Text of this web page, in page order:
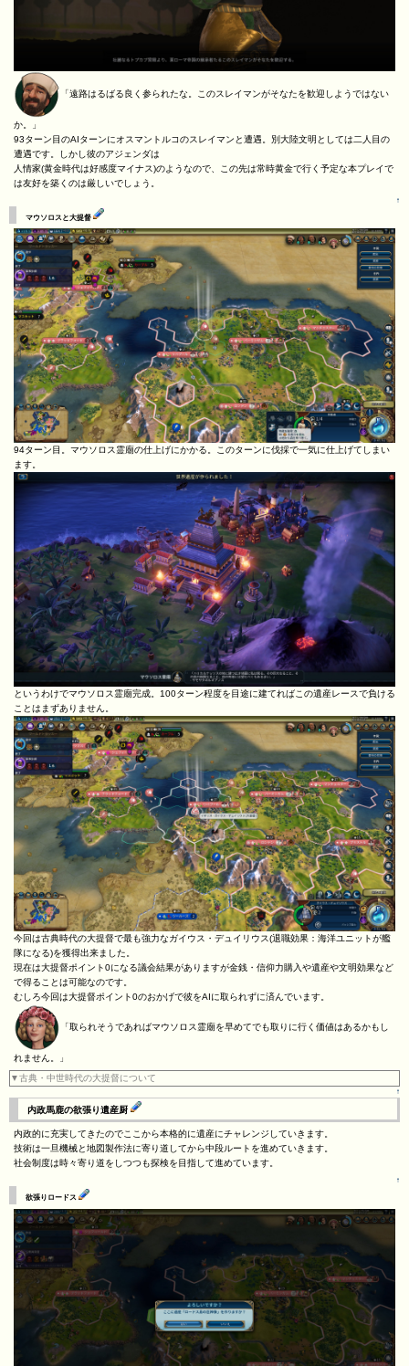
「遠路はるばる良く参られたな。このスレイマンがそなたを歓迎しようではない
か。」
93ターン目のAIターンにオスマントルコのスレイマンと遭遇。別大陸文明としては二人目の
遭遇です。しかし彼のアジェンダは
人情家(黄金時代は好感度マイナス)のようなので、この先は常時黄金で行く予定な本プレイで
は友好を築くのは厳しいでしょう。
↑
マウソロスと大提督
94ターン目。マウソロス霊廟の仕上げにかかる。このターンに伐採で一気に仕上げてしまい
ます。
というわけでマウソロス霊廟完成。100ターン程度を目途に建てればこの遺産レースで負ける
ことはまずありません。
今回は古典時代の大提督で最も強力なガイウス・デュイリウス(退職効果：海洋ユニットが艦
隊になる)を獲得出来ました。
現在は大提督ポイント0になる議会結果がありますが金銭・信仰力購入や遺産や文明効果など
で得ることは可能なのです。
むしろ今回は大提督ポイント0のおかげで彼をAIに取られずに済んでいます。
「取られそうであればマウソロス霊廟を早めてでも取りに行く価値はあるかもし
れません。」
▼古典・中世時代の大提督について
↑
内政馬鹿の欲張り遺産厨
内政的に充実してきたのでここから本格的に遺産にチャレンジしていきます。
技術は一旦機械と地図製作法に寄り道してから中段ルートを進めていきます。
社会制度は時々寄り道をしつつも探検を目指して進めています。
↑
欲張りロードス